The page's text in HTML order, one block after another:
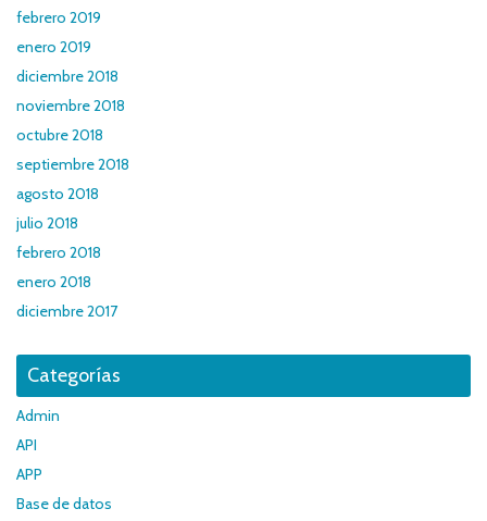
febrero 2019
enero 2019
diciembre 2018
noviembre 2018
octubre 2018
septiembre 2018
agosto 2018
julio 2018
febrero 2018
enero 2018
diciembre 2017
Categorías
Admin
API
APP
Base de datos